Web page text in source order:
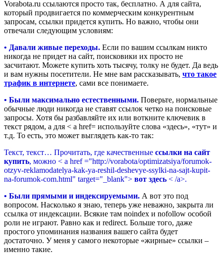
Vorabota.ru ссылаются просто так, бесплатно. А для сайта,
который продвигается по коммерческим конкурентным
запросам, ссылки придется купить. Но важно, чтобы они
отвечали следующим условиям:
• Давали живые переходы. Если по вашим ссылкам никто
никогда не придет на сайт, поисковики их просто не
засчитают. Можете купить хоть тысячу, толку не будет. Да ведь
и вам нужны посетители. Не мне вам рассказывать, что такое
трафик в интернете, сами все понимаете.
• Были максимально естественными. Поверьте, нормальные
обычные люди никогда не ставят ссылок четко на поисковые
запросы. Хотя бы разбавляйте их или воткните ключевик в
текст рядом, а для < a href= используйте слова «здесь», «тут» и
т.д. То есть, это может выглядеть как-то так:
Текст, текст… Прочитать, где качественные ссылки на сайт
купить, можно < a href ="http://vorabota/optimizatsiya/forumok-
otzyv-reklamodatelya-kak-ya-reshil-deshevye-ssylki-na-sajt-kupit-
na-forumok-com.html" target="_blank"> вот здесь < /a>.
• Были прямыми и индексируемыми. А вот это под
вопросом. Насколько я знаю, теперь уже неважно, закрыта ли
ссылка от индексации. Всякие там noindex и nofollow особой
роли не играют. Равно как и redirect. Больше того, даже
простого упоминания названия вашего сайта будет
достаточно. У меня у самого некоторые «жирные» ссылки –
именно такие.